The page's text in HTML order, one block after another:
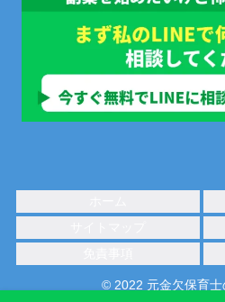
© 2022 元金欠保育士